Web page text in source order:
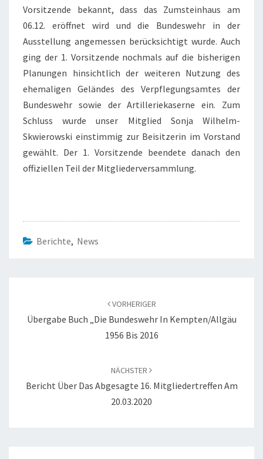
Vorsitzende bekannt, dass das Zumsteinhaus am
06.12. eröffnet wird und die Bundeswehr in der
Ausstellung angemessen berücksichtigt wurde. Auch
ging der 1. Vorsitzende nochmals auf die bisherigen
Planungen hinsichtlich der weiteren Nutzung des
ehemaligen Geländes des Verpflegungsamtes der
Bundeswehr sowie der Artilleriekaserne ein. Zum
Schluss wurde unser Mitglied Sonja Wilhelm-
Skwierowski einstimmig zur Beisitzerin im Vorstand
gewählt. Der 1. Vorsitzende beendete danach den
offiziellen Teil der Mitgliederversammlung.
Berichte, News
VORHERIGER
Übergabe Buch „Die Bundeswehr In Kempten/Allgäu
1956 Bis 2016
NÄCHSTER
Bericht Über Das Abgesagte 16. Mitgliedertreffen Am
20.03.2020